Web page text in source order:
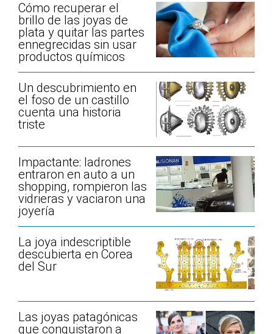
Cómo recuperar el
brillo de las joyas de
plata y quitar las partes
ennegrecidas sin usar
productos químicos
Un descubrimiento en
el foso de un castillo
cuenta una historia
triste
Impactante: ladrones
entraron en auto a un
shopping, rompieron las
vidrieras y vaciaron una
joyería
La joya indescriptible
descubierta en Corea
del Sur
Las joyas patagónicas
que conquistaron a